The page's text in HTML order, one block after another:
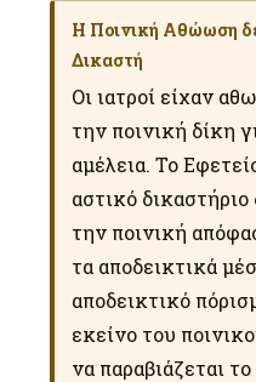
Η Ποινική Αθώωση
Δικαστή
Οι ιατροί είχαν
την ποινική δίκη
αμέλεια. Το
αστικό
την ποινική
τα αποδεικτικά
αποδεικτικό
εκείνο του
να παραβιάζεται